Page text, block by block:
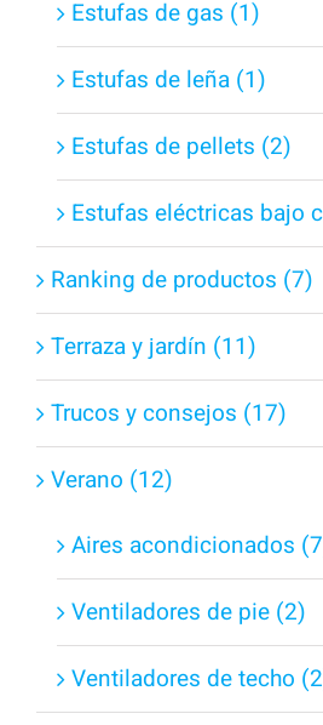
Estufas de gas (1)
Estufas de leña (1)
Estufas de pellets (2)
Estufas eléctricas bajo
Ranking de productos (7)
Terraza y jardín (11)
Trucos y consejos (17)
Verano (12)
Aires acondicionados
Ventiladores de pie (2)
Ventiladores de techo